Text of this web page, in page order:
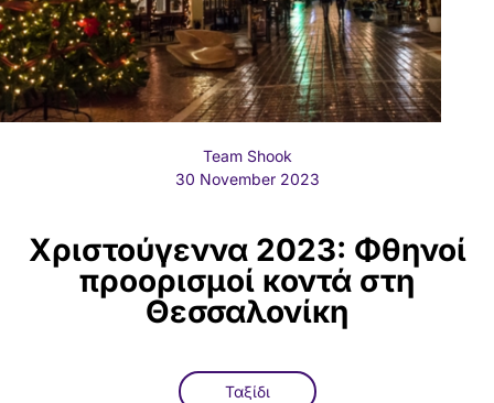
Team Shook
30 November 2023
Χριστούγεννα 2023: Φθηνοί
προορισμοί κοντά στη
Θεσσαλονίκη
Ταξίδι